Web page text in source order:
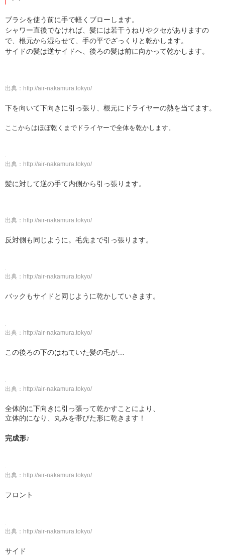
ブラシを使う前に手で軽くブローします。
シャワー直後でなければ、髪には若干うねりやクセがありますの
で、根元から湿らせて、手の平でざっくりと乾かします。
サイドの髪は逆サイドへ、後ろの髪は前に向かって乾かします。
出典： http://air-nakamura.tokyo/
下を向いて下向きに引っ張り、根元にドライヤーの熱を当てます。
ここからはほぼ乾くまでドライヤーで全体を乾かします。
出典： http://air-nakamura.tokyo/
髪に対して逆の手て内側から引っ張ります。
出典： http://air-nakamura.tokyo/
反対側も同じように。毛先まで引っ張ります。
出典： http://air-nakamura.tokyo/
バックもサイドと同じように乾かしていきます。
出典： http://air-nakamura.tokyo/
この後ろの下のはねていた髪の毛が…
出典： http://air-nakamura.tokyo/
全体的に下向きに引っ張って乾かすことにより、
立体的になり、丸みを帯びた形に乾きます！
完成形♪
出典： http://air-nakamura.tokyo/
フロント
出典： http://air-nakamura.tokyo/
サイド